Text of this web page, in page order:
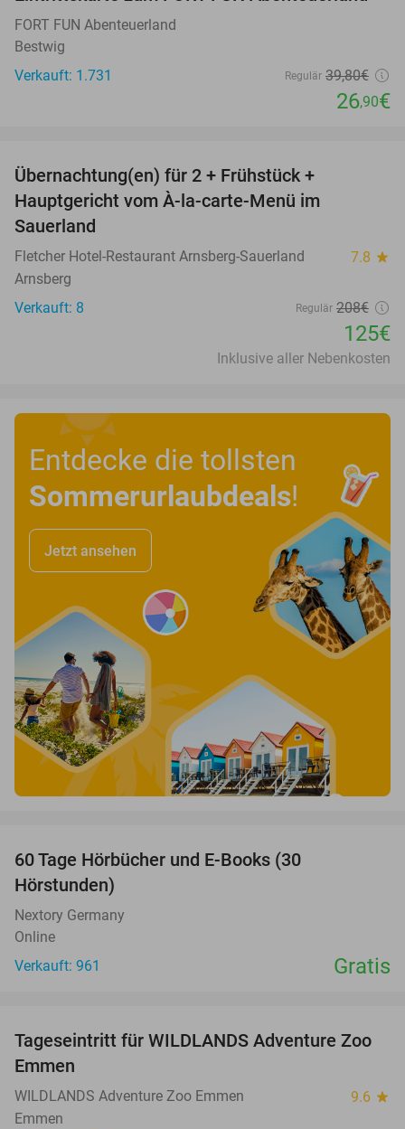
FORT FUN Abenteuerland
Bestwig
Verkauft: 1.731
Regulär 39,80€
26,90€
Übernachtung(en) für 2 + Frühstück +
Hauptgericht vom À-la-carte-Menü im
Sauerland
Fletcher Hotel-Restaurant Arnsberg-Sauerland 7.8 star
Arnsberg
Verkauft: 8
Regulär 208€
125€
Inklusive aller Nebenkosten
Entdecke die tollsten
Sommerurlaubdeals!
Jetzt ansehen
60 Tage Hörbücher und E-Books (30
Hörstunden)
Nextory Germany
Online
Verkauft: 961
Gratis
24%
Tageseintritt für WILDLANDS Adventure Zoo
Emmen
WILDLANDS Adventure Zoo Emmen 9.6 star
Emmen